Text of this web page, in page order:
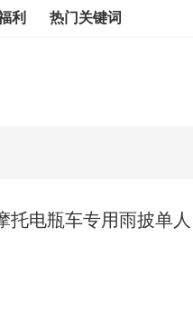
利 热门关键词
托电瓶车专用雨披单人